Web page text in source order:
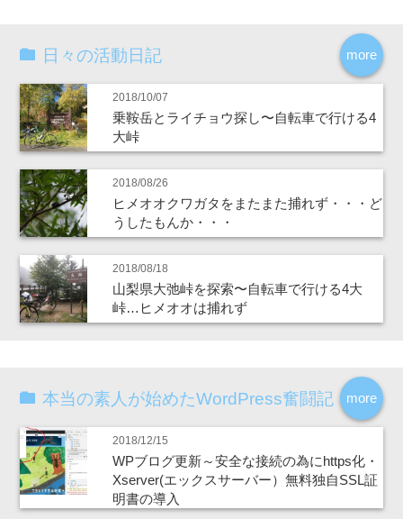
more
日々の活動日記
2018/10/07
乗鞍岳とライチョウ探し〜自転車で行ける4
大峠
2018/08/26
ヒメオオクワガタをまたまた捕れず・・・ど
うしたもんか・・・
2018/08/18
山梨県大弛峠を探索〜自転車で行ける4大
峠…ヒメオオは捕れず
more
本当の素人が始めたWordPress奮闘記
2018/12/15
WPブログ更新～安全な接続の為にhttps化・
Xserver(エックスサーバー）無料独自SSL証
明書の導入